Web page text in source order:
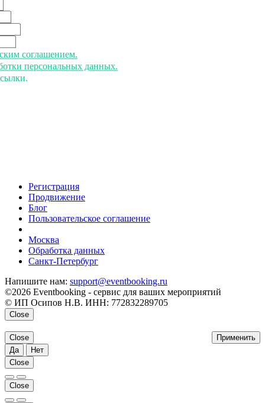
соглашением.
персональных данных.
Регистрация
Продвижение
Блог
Пользовательское соглашение
Москва
Обработка данных
Санкт-Петербург
Напишите нам: support@eventbooking.ru
©2026 Eventbooking - сервис для ваших мероприятий
© ИП Осипов Н.В. ИНН: 772832289705
Close
Применить
Close
Да
Нет
Close
Close